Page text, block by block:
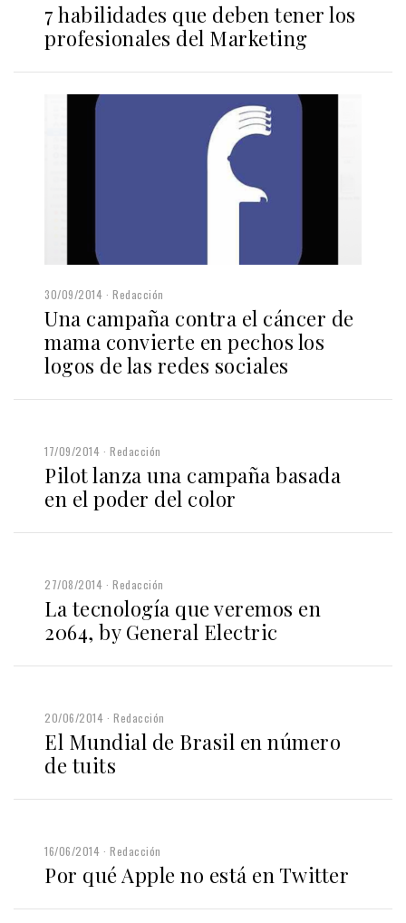
7 habilidades que deben tener los
profesionales del Marketing
30/09/2014 Redacción
Una campaña contra el cáncer de
mama convierte en pechos los
logos de las redes sociales
17/09/2014 Redacción
Pilot lanza una campaña basada
en el poder del color
27/08/2014 Redacción
La tecnología que veremos en
2064, by General Electric
20/06/2014 Redacción
El Mundial de Brasil en número
de tuits
16/06/2014 Redacción
Por qué Apple no está en Twitter